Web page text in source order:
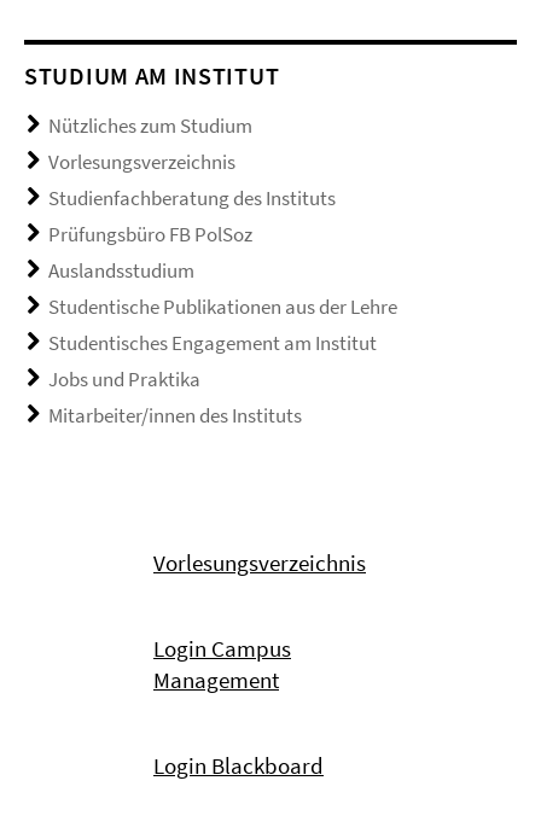
STUDIUM AM INSTITUT
Nützliches zum Studium
Vorlesungsverzeichnis
Studienfachberatung des Instituts
Prüfungsbüro FB PolSoz
Auslandsstudium
Studentische Publikationen aus der Lehre
Studentisches Engagement am Institut
Jobs und Praktika
Mitarbeiter/innen des Instituts
Vorlesungsverzeichnis
Login Campus
Management
Login Blackboard